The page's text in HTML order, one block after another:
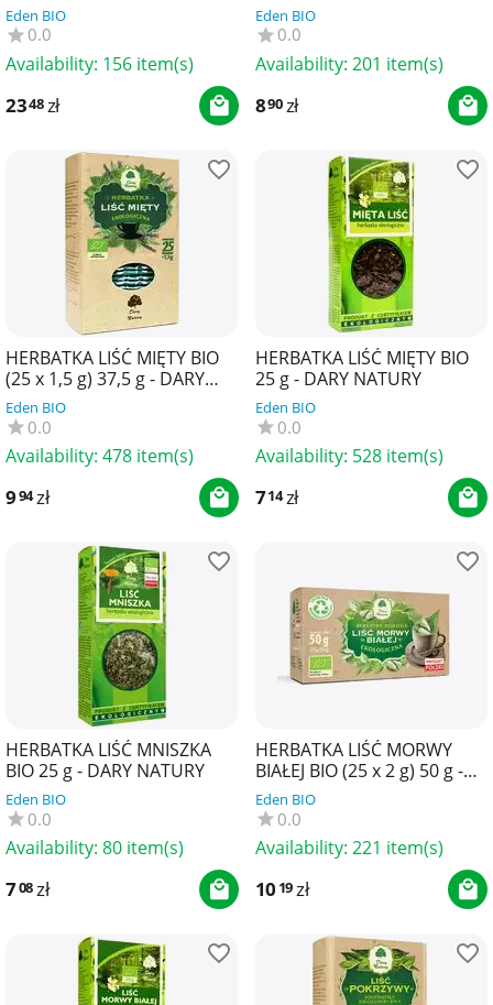
Eden BIO
0.0
Availability: 156 item(s)
2348zł
Eden BIO
0.0
Availability: 201 item(s)
890zł
HERBATKA LIŚĆ MIĘTY BIO
(25 x 1,5 g) 37,5 g - DARY
NATURY
Eden BIO
0.0
Availability: 478 item(s)
994zł
HERBATKA LIŚĆ MIĘTY BIO
25 g - DARY NATURY
Eden BIO
0.0
Availability: 528 item(s)
714zł
HERBATKA LIŚĆ MNISZKA
BIO 25 g - DARY NATURY
Eden BIO
0.0
Availability: 80 item(s)
708zł
HERBATKA LIŚĆ MORWY
BIAŁEJ BIO (25 x 2 g) 50 g -
DARY NATURY
Eden BIO
0.0
Availability: 221 item(s)
10 19zł